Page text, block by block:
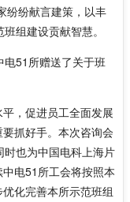
纷纷献言建策，以丰
组建设贡献智慧。
51所赠送了关于班
，促进员工全面发展
抓好手。本次咨询会
也为中国电科上海片
电51所工会将按照本
化完善本所示范班组